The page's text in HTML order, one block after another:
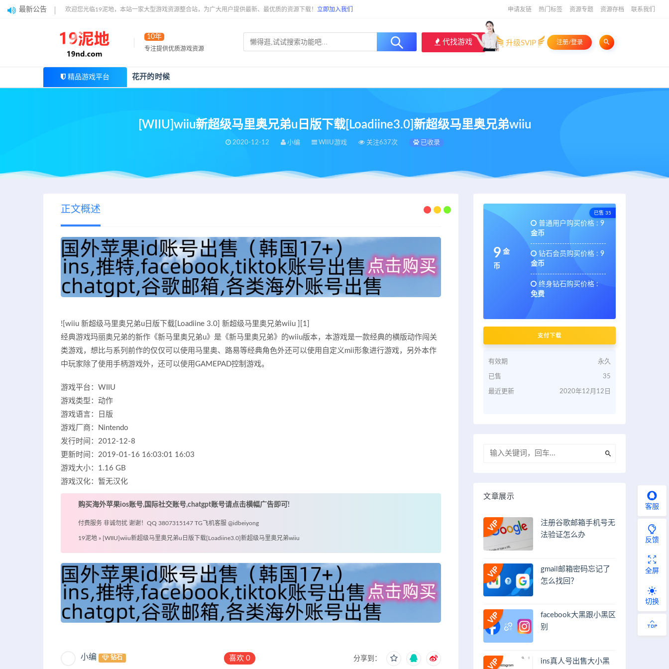
最新公告 欢迎您光临19泥地，本站一家大型游戏资源整合站，为广大用户提供最新、最优质的资源下载！ 立即加入我们 申请友链 热门标签 资源专题 资源存档 联系我们
10年
专注提供优质游戏资源
代找游戏 升级SVIP 注册/登录
精品游戏平台 花开的时候
[WIIU]wiiu新超级马里奥兄弟u日版下载[Loadiine3.0]新超级马里奥兄弟wiiu
2020-12-12 小编 WIIU游戏 关注637次 已收录
正文概述
![wiiu 新超级马里奥兄弟u日版下载[Loadiine 3.0] 新超级马里奥兄弟wiiu ][1]
经典游戏玛丽奥兄弟的新作《新马里奥兄弟u》是《新马里奥兄弟》的wiiu版本，本游戏是一款经典的横版动作闯关
类游戏，想比与系列前作的仅仅可以使用马里奥、路易等经典角色外还可以使用自定义mii形象进行游戏，另外本作
中玩家除了使用手柄游戏外，还可以使用GAMEPAD控制游戏。
游戏平台：WIIU
游戏类型：动作
游戏语言：日版
游戏厂商：Nintendo
发行时间：2012-12-8
更新时间：2019-01-16 16:03:01 16:03
游戏大小：1.16 GB
游戏汉化：暂无汉化
购买海外苹果ios账号,国际社交账号,chatgpt账号请点击横幅广告即可!
付费服务 非诚勿扰 谢谢！QQ 3807315147 TG飞机客服 @idbeiyong
19泥地 » [WIIU]wiiu新超级马里奥兄弟u日版下载[Loadiine3.0]新超级马里奥兄弟wiiu
小编 钻石 喜欢0 分享到：
已售 35
9 金
币
普通用户购买价格 : 9
金币
钻石会员购买价格 : 9
金币
终身钻石购买价格 :
免费
支付下载
有效期 永久
已售 35
最近更新 2020年12月12日
文章展示
注册谷歌邮箱手机号无
法验证怎么办
gmail邮箱密码忘记了
怎么找回？
facebook大黑跟小黑区
别
ins真人号出售大小黑
客服
反馈
全屏
切换